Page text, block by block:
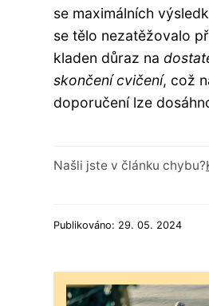
se maximálních
se tělo nezatěžovalo
kladen důraz na
skončení cvičení, což
doporučení lze
Našli jste v článku chybu?
Publikováno: 29. 05. 2024